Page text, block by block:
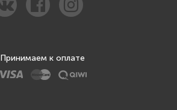
Принимаем к оплате